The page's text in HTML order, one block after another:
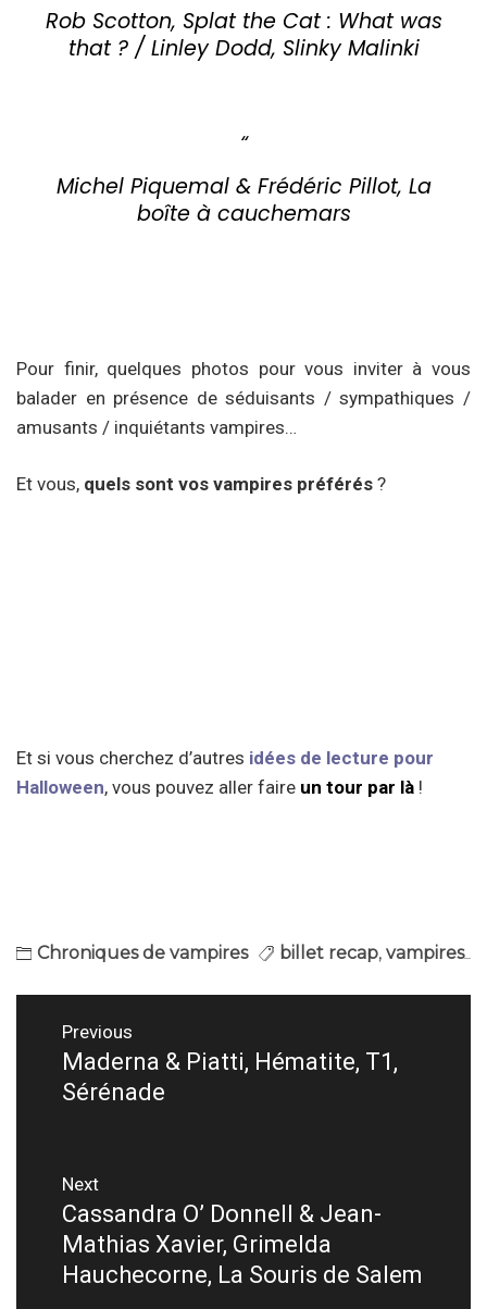
Rob Scotton, Splat the Cat : What was
that ? / Linley Dodd, Slinky Malinki
Michel Piquemal & Frédéric Pillot, La
boîte à cauchemars
Pour finir, quelques photos pour vous inviter à vous
balader en présence de séduisants / sympathiques /
amusants / inquiétants vampires…
Et vous, quels sont vos vampires préférés ?
Et si vous cherchez d’autres idées de lecture pour
Halloween, vous pouvez aller faire un tour par là !
Chroniques de vampires billet recap, vampires
Navigation
l’article
Previous
Previous
post:
Maderna & Piatti, Hématite, T1,
Sérénade
Next
Next
post:
Cassandra O’ Donnell & Jean-
Mathias Xavier, Grimelda
Hauchecorne, La Souris de Salem